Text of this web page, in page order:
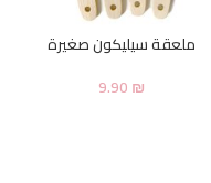
ملعقة سيليكون صغيرة
9.90₪